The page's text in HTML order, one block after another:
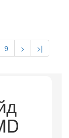
9 > >|